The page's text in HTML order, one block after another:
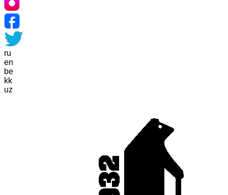
ru
en
be
kk
uz